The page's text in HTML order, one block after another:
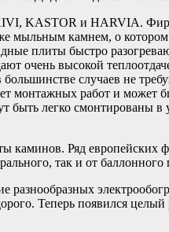
KASTOR и HARVIA.
мыльным камнем, о
плиты быстро
очень высокой
случаев не
монтажных работ и
легко смонтированы
каминов. Ряд
так и от баллонного
Теперь появился